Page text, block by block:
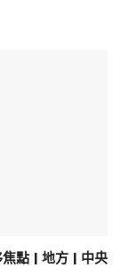
點 | 地方 | 中央